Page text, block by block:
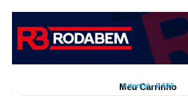
Meu Carrinho
0 iten(s) - 0.00€